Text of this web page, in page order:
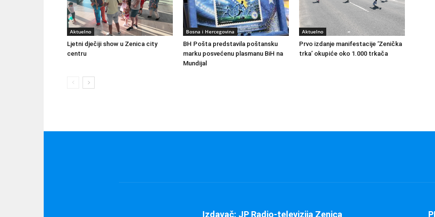
Aktuelno
Ljetni dječiji show u Zenica city
centru
Bosna i Hercegovina
BH Pošta predstavila poštansku
marku posvećenu plasmanu BiH na
Mundijal
Aktuelno
Prvo izdanje manifestacije ‘Zenička
trka’ okupiće oko 1.000 trkača
Izdavač: JP Radio-televizija Zenica